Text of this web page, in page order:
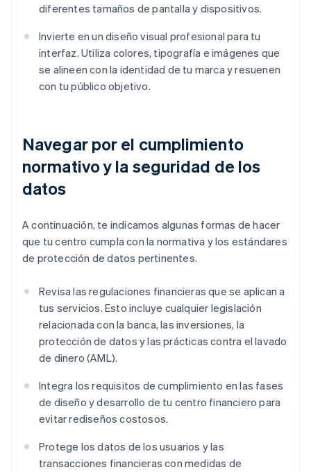
diferentes tamaños de pantalla y dispositivos.
Invierte en un diseño visual profesional para tu
interfaz. Utiliza colores, tipografía e imágenes que
se alineen con la identidad de tu marca y resuenen
con tu público objetivo.
Navegar por el cumplimiento
normativo y la seguridad de los
datos
A continuación, te indicamos algunas formas de hacer
que tu centro cumpla con la normativa y los estándares
de protección de datos pertinentes.
Revisa las regulaciones financieras que se aplican a
tus servicios. Esto incluye cualquier legislación
relacionada con la banca, las inversiones, la
protección de datos y las prácticas contra el lavado
de dinero (AML).
Integra los requisitos de cumplimiento en las fases
de diseño y desarrollo de tu centro financiero para
evitar rediseños costosos.
Protege los datos de los usuarios y las
transacciones financieras con medidas de